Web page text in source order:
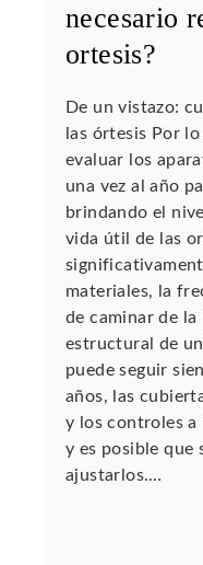
necesario
ortesis?
De un vistazo:
las órtesis Por
evaluar los
una vez al año
brindando el
vida útil de las
materiales, la
de caminar de
estructural de
puede seguir
años, las
y los controles a
y es posible que
ajustarlos.…